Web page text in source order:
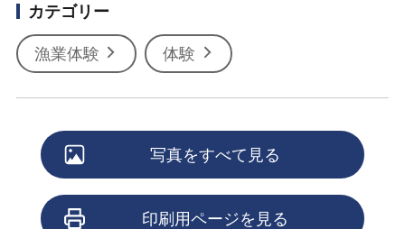
カテゴリー
漁業体験 体験
写真をすべて見る
印刷用ページを見る